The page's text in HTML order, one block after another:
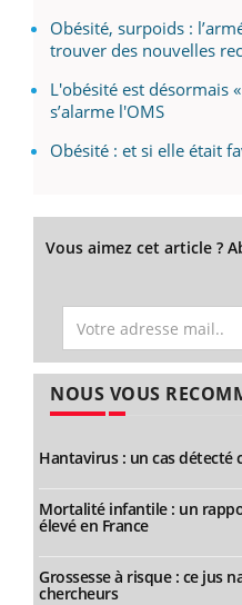
Obésité, surpoids :
trouver des nouvelles
L'obésité est désormais
s’alarme l'OMS
Obésité : et si elle était
Vous aimez cet article ?
NOUS VOUS
Hantavirus : un cas détecté
Mortalité infantile : un
élevé en France
Grossesse à risque : ce jus
chercheurs